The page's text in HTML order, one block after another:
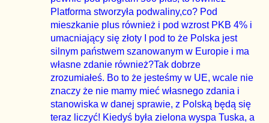
Platforma stworzyła podwaliny,co? Pod
mieszkanie plus również i pod wzrost PKB 4% i
umacniający się złoty I pod to że Polska jest
silnym państwem szanowanym w Europie i ma
własne zdanie również?Tak dobrze
zrozumiałeś. Bo to że jesteśmy w UE, wcale nie
znaczy że nie mamy mieć własnego zdania i
stanowiska w danej sprawie, z Polską będą się
teraz liczyć! Kiedyś była zielona wyspa Tuska, a